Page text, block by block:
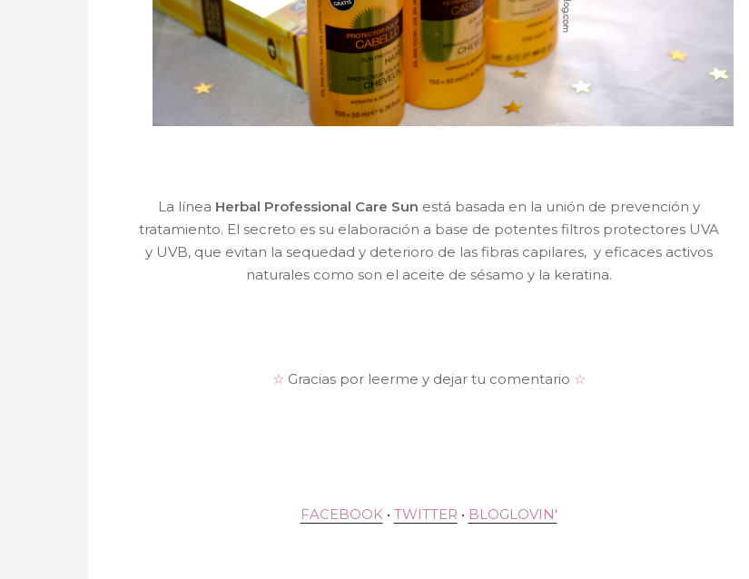
La línea Herbal Professional Care Sun está basada en la unión de prevención y
tratamiento. El secreto es su elaboración a base de potentes filtros protectores UVA
y UVB, que evitan la sequedad y deterioro de las fibras capilares, y eficaces activos
naturales como son el aceite de sésamo y la keratina.
☆ Gracias por leerme y dejar tu comentario ☆
FACEBOOK • TWITTER • BLOGLOVIN'